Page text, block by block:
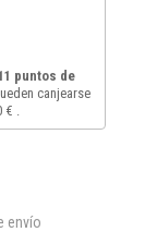
puntos de
canjearse
€
envío